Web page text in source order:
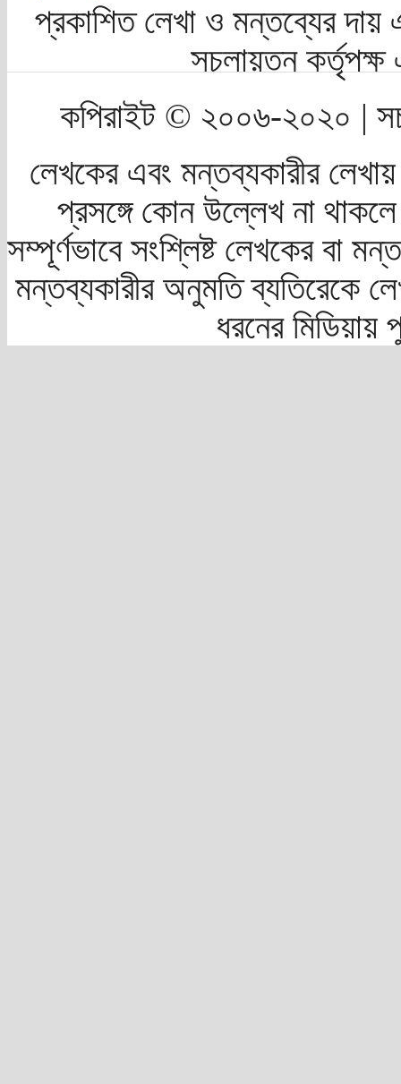
প্রকাশিত লেখা ও মন্তব্যের দায়
সচলায়তন
কপিরাইট © ২০০৬-২০২০ |
লেখকের এবং মন্তব্যকারীর
প্রসঙ্গে কোন উল্লেখ না
সম্পূর্ণভাবে সংশ্লিষ্ট লেখকের বা
মন্তব্যকারীর অনুমতি ব্যতিরেকে
ধরনের মিডিয়ায়